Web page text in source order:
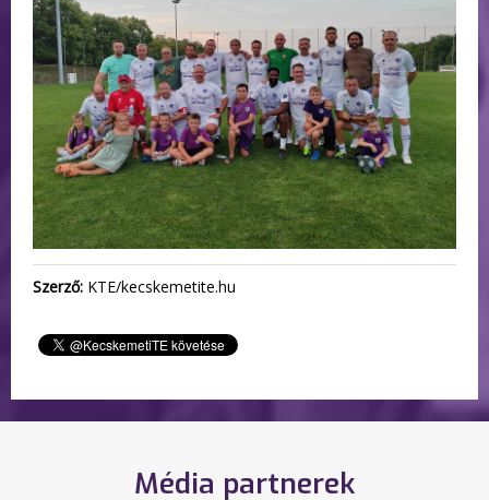
Szerző: KTE/kecskemetite.hu
Média partnerek